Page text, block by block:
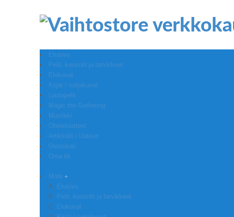
Etusivu
Pelit, konsolit ja tarvikkeet
Elokuvat
Kirjat / sarjakuvat
Lautapelit
Magic the Gathering
Musiikki
Oheistuotteet
Artikkelit / Uutiset
Ostoskori
Oma tili
More
Etusivu
Pelit, konsolit ja tarvikkeet
Elokuvat